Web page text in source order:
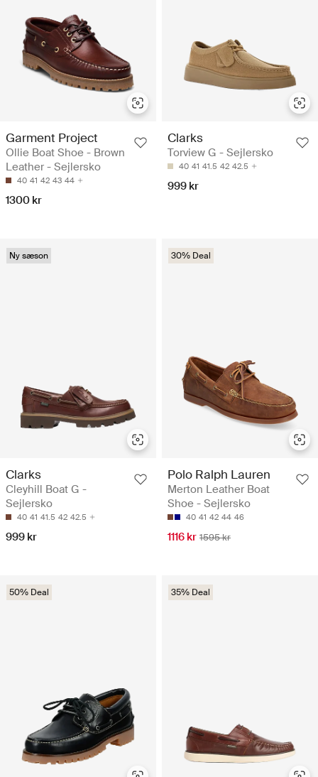
Garment Project
Ollie Boat Shoe - Brown
Leather - Sejlersko
40 41 42 43 44
1300 kr
Clarks
Torview G - Sejlersko
40 41 41.5 42 42.5
999 kr
Ny sæson
Clarks
Cleyhill Boat G -
Sejlersko
40 41 41.5 42 42.5
999 kr
30% Deal
Polo Ralph Lauren
Merton Leather Boat
Shoe - Sejlersko
40 41 42 44 46
1116 kr 1595 kr
50% Deal 35% Deal